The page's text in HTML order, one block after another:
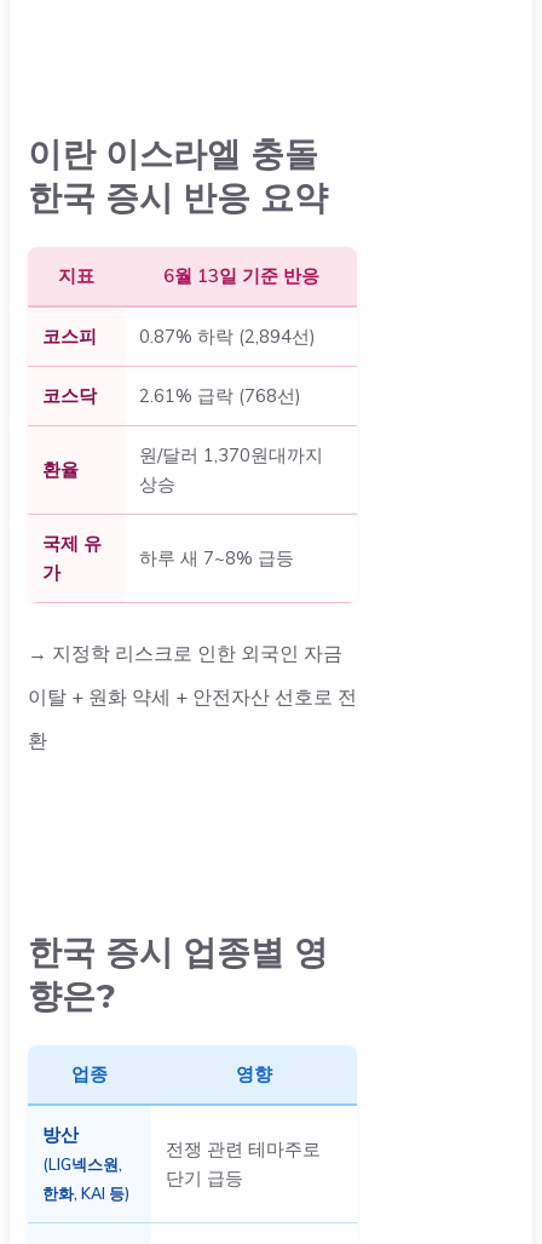
이란 이스라엘 충돌
한국 증시 반응 요약
지표 6월 13일 기준 반응
코스피 0.87% 하락 (2,894선)
코스닥 2.61% 급락 (768선)
환율
원/달러 1,370원대까지
상승
국제 유
가
하루 새 7~8% 급등
→ 지정학 리스크로 인한 외국인 자금
이탈 + 원화 약세 + 안전자산 선호로 전
환
한국 증시 업종별 영
향은?
업종 영향
방산
(LIG넥스원,
한화, KAI 등)
전쟁 관련 테마주로
단기 급등